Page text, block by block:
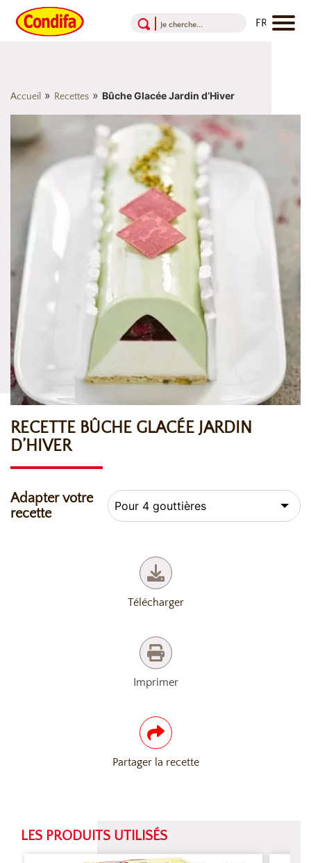
Accueil » Recettes » Bûche Glacée Jardin d’Hiver
RECETTE BÛCHE GLACÉE JARDIN
D’HIVER
Adapter votre
recette
Télécharger
Imprimer
Partager la recette
LES PRODUITS UTILISÉS